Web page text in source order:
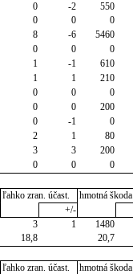
0 -2 550
0 0 0
8 -6 5460
0 0 0
1 -1 610
1 1 210
0 0 0
0 0 200
0 -1 0
2 1 80
3 3 200
0 0 0
ľahko zran. účast. hmotná škoda
+/-
3 1 1480
18,8 20,7
ľahko zran. účast. hmotná škoda